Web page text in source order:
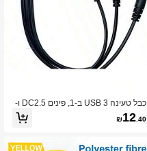
כבל טעינה USB 3 ב-1, פינים DC2.5 ו-
DC2.0, מתאים להפעלת מברשת ניקוי פ
נים, מכשיר יופי ומכשירים קטנים אחרים
₪12.40